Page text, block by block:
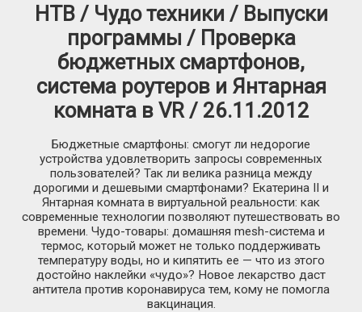
НТВ / Чудо техники / Выпуски
программы / Проверка
бюджетных смартфонов,
система роутеров и Янтарная
комната в VR / 26.11.2012
Бюджетные смартфоны: смогут ли недорогие
устройства удовлетворить запросы современных
пользователей? Так ли велика разница между
дорогими и дешевыми смартфонами? Екатерина II и
Янтарная комната в виртуальной реальности: как
современные технологии позволяют путешествовать во
времени. Чудо-товары: домашняя mesh-система и
термос, который может не только поддерживать
температуру воды, но и кипятить ее — что из этого
достойно наклейки «чудо»? Новое лекарство даст
антитела против коронавируса тем, кому не помогла
вакцинация.